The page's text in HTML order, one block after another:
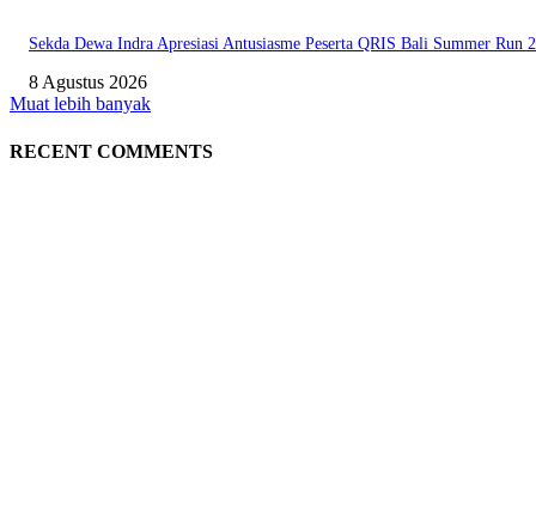
Sekda Dewa Indra Apresiasi Antusiasme Peserta QRIS Bali Summer Run
8 Agustus 2026
Muat lebih banyak
RECENT COMMENTS